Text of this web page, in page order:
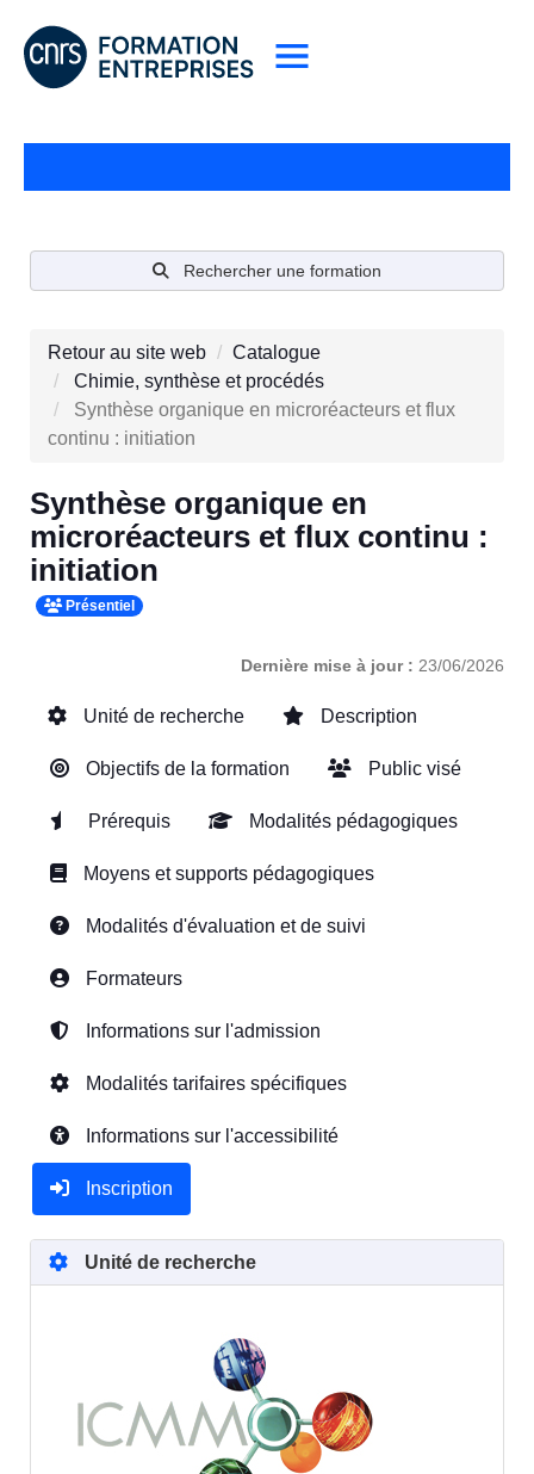
Rechercher une formation
Retour au site web
Catalogue
Chimie, synthèse et procédés
Synthèse organique en microréacteurs et flux
continu : initiation
Synthèse organique en
microréacteurs et flux continu :
initiation
Présentiel
Dernière mise à jour : 23/06/2026
Unité de recherche Description
Objectifs de la formation Public visé
Prérequis Modalités pédagogiques
Moyens et supports pédagogiques
Modalités d'évaluation et de suivi
Formateurs
Informations sur l'admission
Modalités tarifaires spécifiques
Informations sur l'accessibilité
Inscription
Unité de recherche